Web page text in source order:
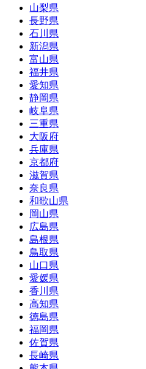
山梨県
長野県
石川県
新潟県
富山県
福井県
愛知県
静岡県
岐阜県
三重県
大阪府
兵庫県
京都府
滋賀県
奈良県
和歌山県
岡山県
広島県
島根県
鳥取県
山口県
愛媛県
香川県
高知県
徳島県
福岡県
佐賀県
長崎県